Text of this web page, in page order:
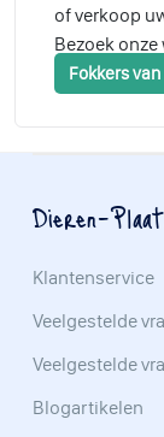
of verkoop
Bezoek
Fokkers
Dieren-
Klantenservice
Veelgestelde
Veelgestelde
Blogartikelen